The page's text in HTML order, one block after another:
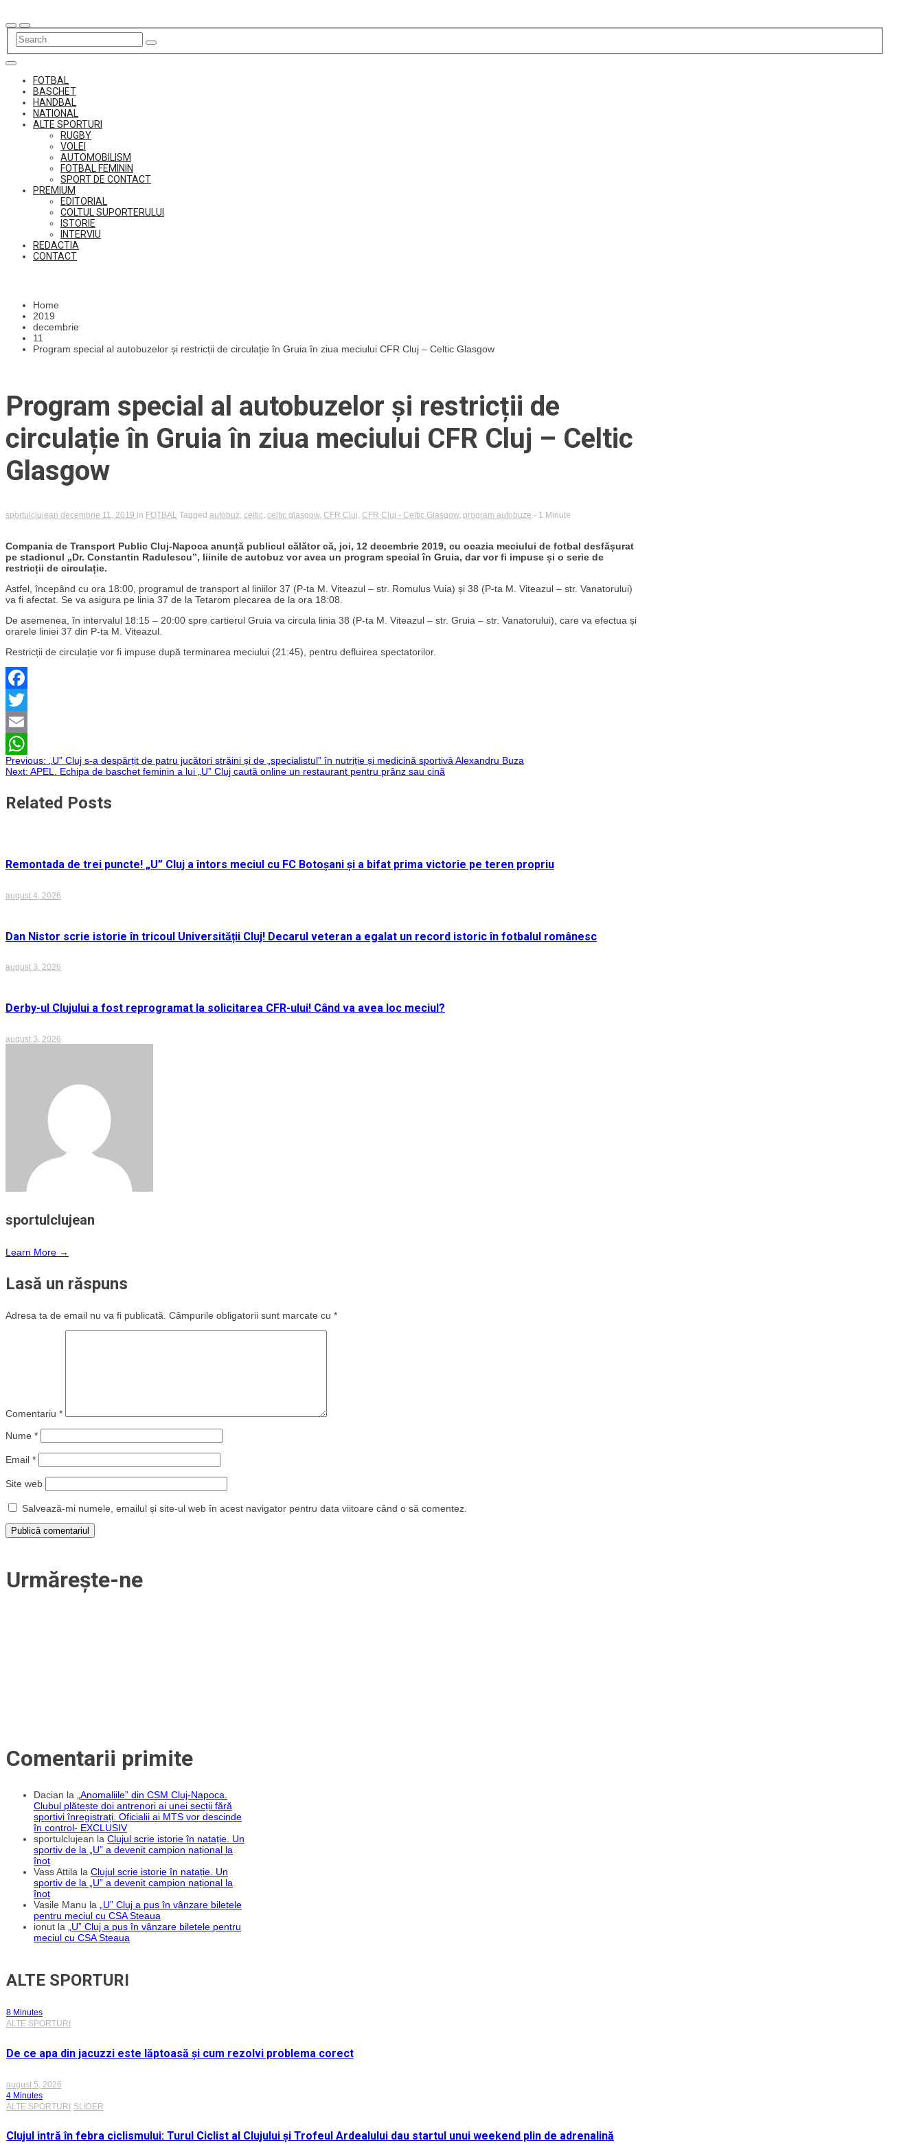
to
content
FOTBAL
BASCHET
HANDBAL
NATIONAL
ALTE SPORTURI
RUGBY
VOLEI
AUTOMOBILISM
FOTBAL FEMININ
SPORT DE CONTACT
PREMIUM
EDITORIAL
COLTUL SUPORTERULUI
ISTORIE
INTERVIU
REDACTIA
CONTACT
Home
2019
decembrie
11
Program special al autobuzelor și restricții de circulație în Gruia în ziua meciului CFR Cluj – Celtic Glasgow
Program special al autobuzelor și restricții de
circulație în Gruia în ziua meciului CFR Cluj – Celtic
Glasgow
sportulclujean decembrie 11, 2019 in FOTBAL Tagged autobuz celtic celtic glasgow, CFR Cluj CFR Cluj - Celtic Glasgow, program autobuze - 1 Minute
Compania de Transport Public Cluj-Napoca anunță publicul călător că, joi, 12 decembrie 2019, cu ocazia meciului de fotbal desfășurat
pe stadionul „Dr. Constantin Radulescu”, liinile de autobuz vor avea un program special în Gruia, dar vor fi impuse și o serie de
restricții de circulație.
Astfel, începând cu ora 18:00, programul de transport al liniilor 37 (P-ta M. Viteazul – str. Romulus Vuia) și 38 (P-ta M. Viteazul – str. Vanatorului)
va fi afectat. Se va asigura pe linia 37 de la Tetarom plecarea de la ora 18:08.
De asemenea, în intervalul 18:15 – 20:00 spre cartierul Gruia va circula linia 38 (P-ta M. Viteazul – str. Gruia – str. Vanatorului), care va efectua și
orarele liniei 37 din P-ta M. Viteazul.
Restricții de circulație vor fi impuse după terminarea meciului (21:45), pentru defluirea spectatorilor.
Facebook
Twitter
Email
WhatsApp
Navigare
în
Previous:
„U” Cluj s-a despărțit de patru jucători străini și de „specialistul” în nutriție și medicină sportivă Alexandru Buza
Next: APEL. Echipa de baschet feminin a lui „U” Cluj caută online un restaurant pentru prânz sau cină
Related Posts
Remontada de trei puncte! „U” Cluj a întors meciul cu FC Botoșani și a bifat prima victorie pe teren propriu
august 4, 2026
Dan Nistor scrie istorie în tricoul Universității Cluj! Decarul veteran a egalat un record istoric în fotbalul românesc
august 3, 2026
Derby-ul Clujului a fost reprogramat la solicitarea CFR-ului! Când va avea loc meciul?
august 3, 2026
sportulclujean
Learn More →
Lasă un răspuns
Adresa ta de email nu va fi publicată. Câmpurile obligatorii sunt marcate cu *
Comentariu *
Nume *
Email *
Site web
Salvează-mi numele, emailul și site-ul web în acest navigator pentru data viitoare când o să comentez.
Urmărește-ne
Comentarii primite
Dacian la „Anomaliile” din CSM Cluj-Napoca.
Clubul plătește doi antrenori ai unei secții fără
sportivi înregistrați. Oficialii ai MTS vor descinde
în control- EXCLUSIV
sportulclujean la Clujul scrie istorie în natație. Un
sportiv de la „U” a devenit campion național la
înot
Vass Attila la Clujul scrie istorie în natație. Un
sportiv de la „U” a devenit campion național la
înot
Vasile Manu la „U” Cluj a pus în vânzare biletele
pentru meciul cu CSA Steaua
ionut la „U” Cluj a pus în vânzare biletele pentru
meciul cu CSA Steaua
ALTE SPORTURI
8 Minutes
ALTE SPORTURI
De ce apa din jacuzzi este lăptoasă și cum rezolvi problema corect
august 5, 2026
4 Minutes
ALTE SPORTURI SLIDER
Clujul intră în febra ciclismului: Turul Ciclist al Clujului și Trofeul Ardealului dau startul unui weekend plin de adrenalină